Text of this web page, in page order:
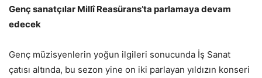
Genç sanatçılar Millî Reasürans’ta parlamaya devam
edecek
Genç müzisyenlerin yoğun ilgileri sonucunda İş Sanat
çatısı altında, bu sezon yine on iki parlayan yıldızın konseri